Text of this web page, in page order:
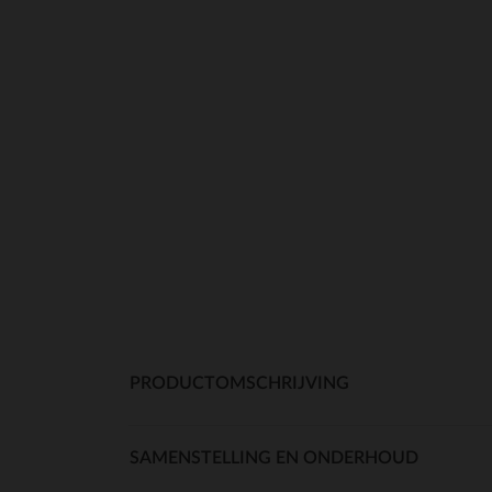
PRODUCTOMSCHRIJVING
SAMENSTELLING EN ONDERHOUD